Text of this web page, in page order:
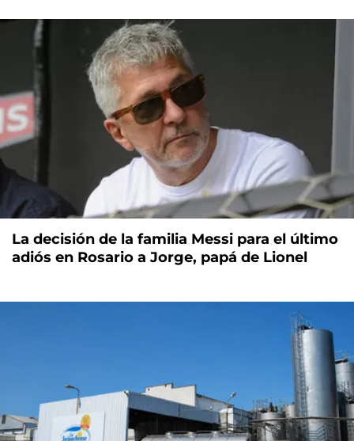
La decisión de la familia Messi para el último
adiós en Rosario a Jorge, papá de Lionel